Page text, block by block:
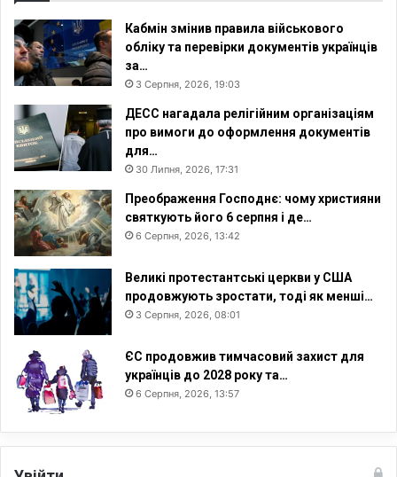
Кабмін змінив правила військового
обліку та перевірки документів українців
за…
3 Серпня, 2026, 19:03
ДЕСС нагадала релігійним організаціям
про вимоги до оформлення документів
для…
30 Липня, 2026, 17:31
Преображення Господнє: чому християни
святкують його 6 серпня і де…
6 Серпня, 2026, 13:42
Великі протестантські церкви у США
продовжують зростати, тоді як менші…
3 Серпня, 2026, 08:01
ЄС продовжив тимчасовий захист для
українців до 2028 року та…
6 Серпня, 2026, 13:57